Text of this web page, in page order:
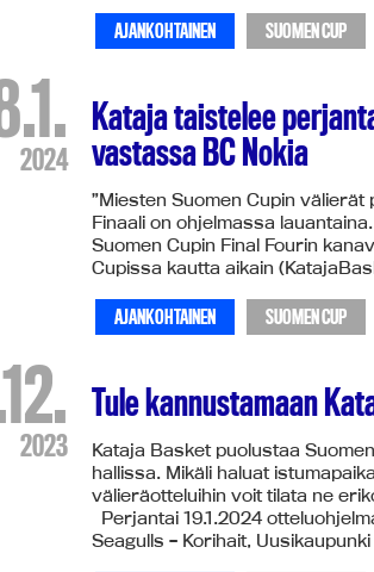
AJANKOHTAINEN SUOMEN CUP
2024
Kataja taistelee
vastassa BC Nokia
”Miesten Suomen Cupin
Finaali on ohjelmassa
Suomen Cupin Final Fourin
Cupissa kautta aikain
AJANKOHTAINEN SUOMEN CUP
2023
Tule kannustamaan
Kataja Basket puolustaa
hallissa. Mikäli haluat
välieräotteluihin voit tilata ne
Perjantai 19.1.2024
Seagulls – Korihait,